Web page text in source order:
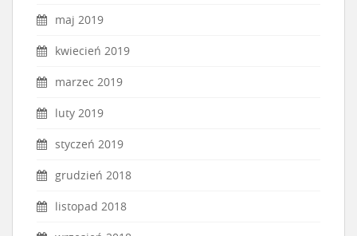
maj 2019
kwiecień 2019
marzec 2019
luty 2019
styczeń 2019
grudzień 2018
listopad 2018